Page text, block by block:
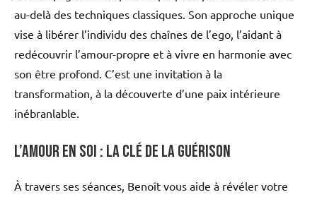
au-delà des techniques classiques. Son approche unique
vise à libérer l’individu des chaînes de l’ego, l’aidant à
redécouvrir l’amour-propre et à vivre en harmonie avec
son être profond. C’est une invitation à la
transformation, à la découverte d’une paix intérieure
inébranlable.
L’amour en soi : la clé de la guérison
À travers ses séances, Benoît vous aide à révéler votre